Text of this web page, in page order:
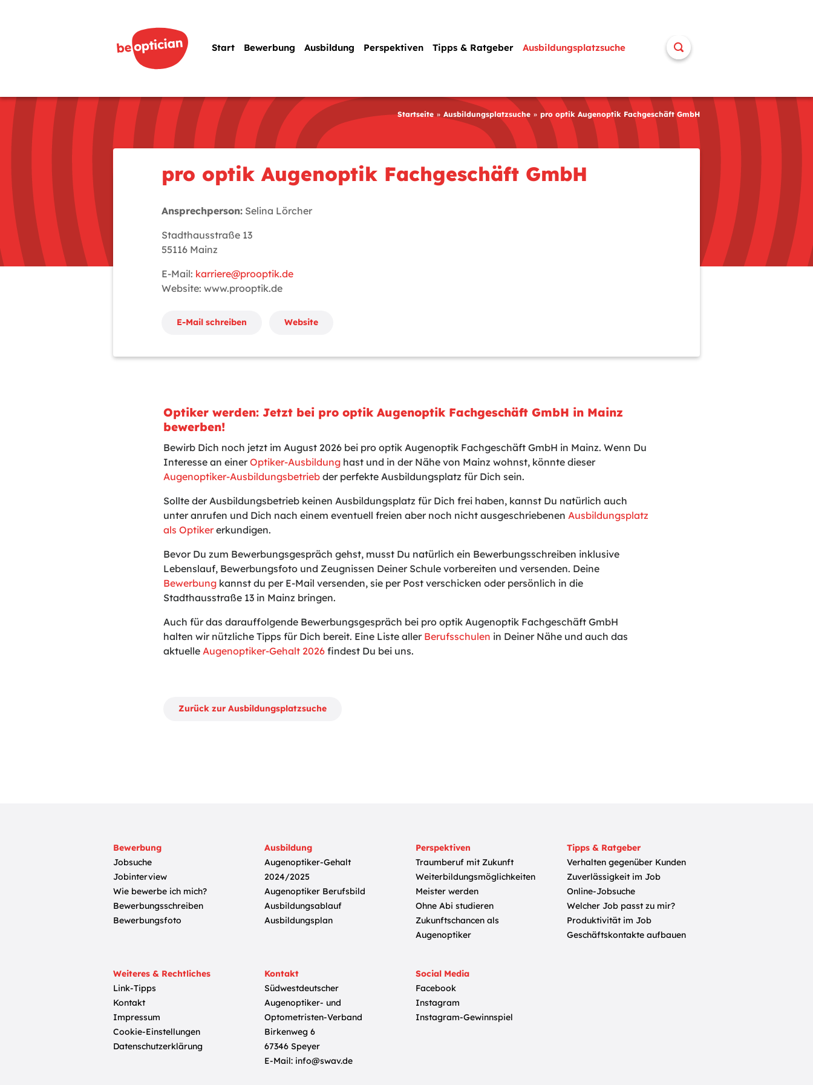
Start Bewerbung Ausbildung Perspektiven Tipps & Ratgeber Ausbildungsplatzsuche
Startseite Ausbildungsplatzsuche pro optik Augenoptik Fachgeschäft GmbH
pro optik Augenoptik Fachgeschäft GmbH
Ansprechperson: Selina Lörcher
Stadthausstraße 13
55116 Mainz
E-Mail: karriere@prooptik.de
Website: www.prooptik.de
E-Mail schreiben Website
Optiker werden: Jetzt bei pro optik Augenoptik Fachgeschäft GmbH in Mainz
bewerben!
Bewirb Dich noch jetzt im August 2026 bei pro optik Augenoptik Fachgeschäft GmbH in Mainz. Wenn Du
Interesse an einerOptiker-Ausbildung hast und in der Nähe von Mainz wohnst, könnte dieser
Augenoptiker-Ausbildungsbetrieb der perfekte Ausbildungsplatz für Dich sein.
Sollte der Ausbildungsbetrieb keinen Ausbildungsplatz für Dich frei haben, kannst Du natürlich auch
unter anrufen und Dich nach einem eventuell freien aber noch nicht ausgeschriebenenAusbildungsplatz
als Optiker erkundigen.
Bevor Du zum Bewerbungsgespräch gehst, musst Du natürlich ein Bewerbungsschreiben inklusive
Lebenslauf, Bewerbungsfoto und Zeugnissen Deiner Schule vorbereiten und versenden. Deine
Bewerbung kannst du per E-Mail versenden, sie per Post verschicken oder persönlich in die
Stadthausstraße 13 in Mainz bringen.
Auch für das darauffolgende Bewerbungsgespräch bei pro optik Augenoptik Fachgeschäft GmbH
halten wir nützliche Tipps für Dich bereit. Eine Liste aller Berufsschulen in Deiner Nähe und auch das
aktuelleAugenoptiker-Gehalt 2026 findest Du bei uns.
Zurück zur Ausbildungsplatzsuche
Bewerbung
Jobsuche
Jobinterview
Wie bewerbe ich mich?
Bewerbungsschreiben
Bewerbungsfoto
Ausbildung
Augenoptiker-Gehalt
2024/2025
Augenoptiker Berufsbild
Ausbildungsablauf
Ausbildungsplan
Perspektiven
Traumberuf mit Zukunft
Weiterbildungsmöglichkeiten
Meister werden
Ohne Abi studieren
Zukunftschancen als
Augenoptiker
Tipps & Ratgeber
Verhalten gegenüber Kunden
Zuverlässigkeit im Job
Online-Jobsuche
Welcher Job passt zu mir?
Produktivität im Job
Geschäftskontakte aufbauen
Weiteres & Rechtliches
Link-Tipps
Kontakt
Impressum
Cookie-Einstellungen
Datenschutzerklärung
Kontakt
Südwestdeutscher
Augenoptiker- und
Optometristen-Verband
Birkenweg 6
67346 Speyer
E-Mail: info@swav.de
Social Media
Facebook
Instagram
Instagram-Gewinnspiel